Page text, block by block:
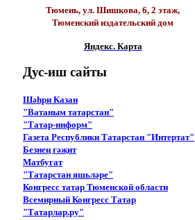
Тюмень, ул. Шишкова, 6, 2 этаж,
Тюменский издательский дом
Яндекс. Карта
Дус-иш сайты
Шәһри Казан
"Ватаным татарстан"
"Татар-информ"
Газета Республики Татарстан "Интертат"
Безнең гәҗит
Матбугат
"Татарстан яшьләре"
Конгресс татар Тюменской области
Всемирный Конгресс Татар
"Татарлар.ру"